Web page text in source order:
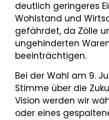
deutlich geringeres
Wohlstand und
gefährdet, da Zölle
ungehinderten
beeinträchtigen.
Bei der Wahl am 9.
Stimme über die
Vision werden wir
oder eines